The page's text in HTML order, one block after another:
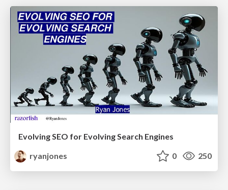
Evolving SEO for Evolving Search Engines
ryanjones
0 250